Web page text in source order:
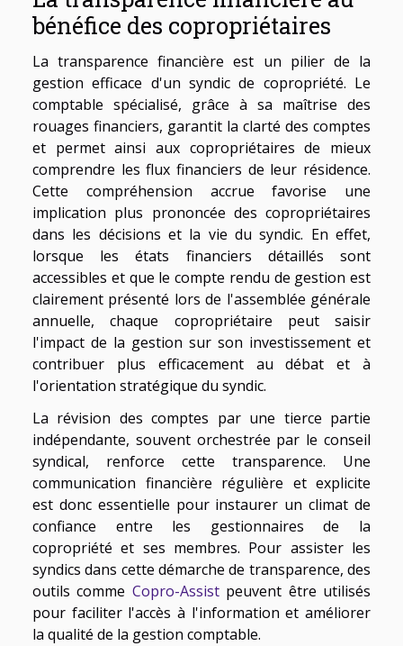
bénéfice des copropriétaires
La transparence financière est un pilier de la
gestion efficace d'un syndic de copropriété. Le
comptable spécialisé, grâce à sa maîtrise des
rouages financiers, garantit la clarté des comptes
et permet ainsi aux copropriétaires de mieux
comprendre les flux financiers de leur résidence.
Cette compréhension accrue favorise une
implication plus prononcée des copropriétaires
dans les décisions et la vie du syndic. En effet,
lorsque les états financiers détaillés sont
accessibles et que le compte rendu de gestion est
clairement présenté lors de l'assemblée générale
annuelle, chaque copropriétaire peut saisir
l'impact de la gestion sur son investissement et
contribuer plus efficacement au débat et à
l'orientation stratégique du syndic.
La révision des comptes par une tierce partie
indépendante, souvent orchestrée par le conseil
syndical, renforce cette transparence. Une
communication financière régulière et explicite
est donc essentielle pour instaurer un climat de
confiance entre les gestionnaires de la
copropriété et ses membres. Pour assister les
syndics dans cette démarche de transparence, des
outils comme Copro-Assistpeuvent être utilisés
pour faciliter l'accès à l'information et améliorer
la qualité de la gestion comptable.